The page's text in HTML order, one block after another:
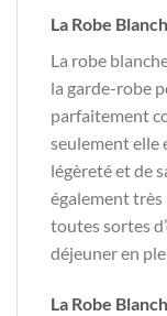
La Robe
La robe
la garde-robe
parfaitement
seulement elle
légèreté et de
également
toutes sortes
déjeuner en
La Robe